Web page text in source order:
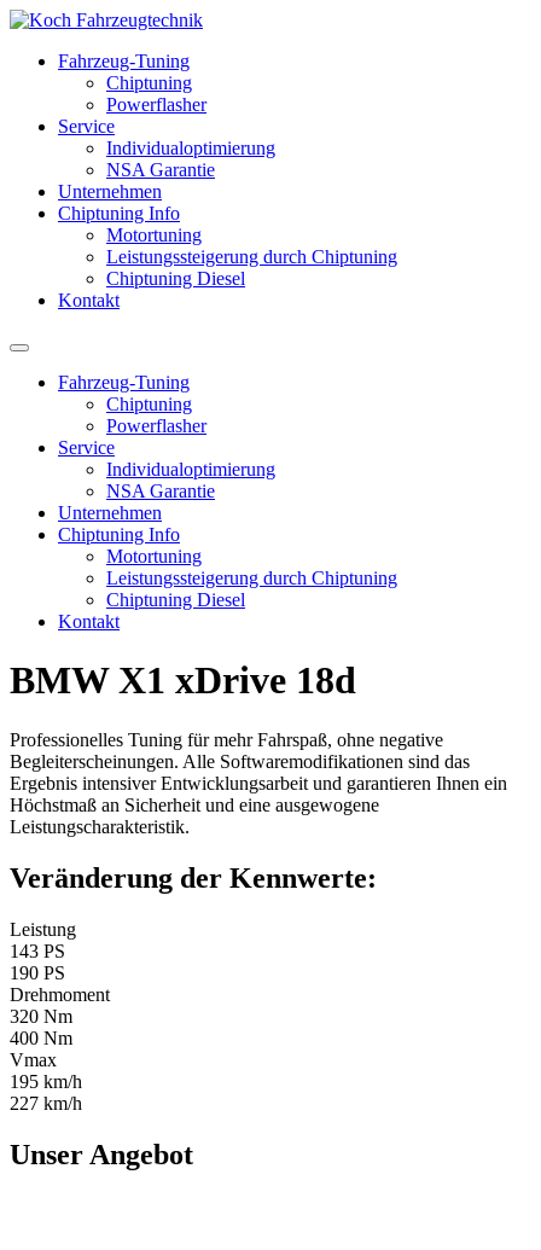
Fahrzeug-Tuning
Chiptuning
Powerflasher
Service
Individualoptimierung
NSA Garantie
Unternehmen
Chiptuning Info
Motortuning
Leistungssteigerung durch Chiptuning
Chiptuning Diesel
Kontakt
Fahrzeug-Tuning
Chiptuning
Powerflasher
Service
Individualoptimierung
NSA Garantie
Unternehmen
Chiptuning Info
Motortuning
Leistungssteigerung durch Chiptuning
Chiptuning Diesel
Kontakt
BMW X1 xDrive 18d
Professionelles Tuning für mehr Fahrspaß, ohne negative
Begleiterscheinungen. Alle Softwaremodifikationen sind das
Ergebnis intensiver Entwicklungsarbeit und garantieren Ihnen ein
Höchstmaß an Sicherheit und eine ausgewogene
Leistungscharakteristik.
Veränderung der Kennwerte:
Leistung
143 PS
190 PS
Drehmoment
320 Nm
400 Nm
Vmax
195 km/h
227 km/h
Unser Angebot